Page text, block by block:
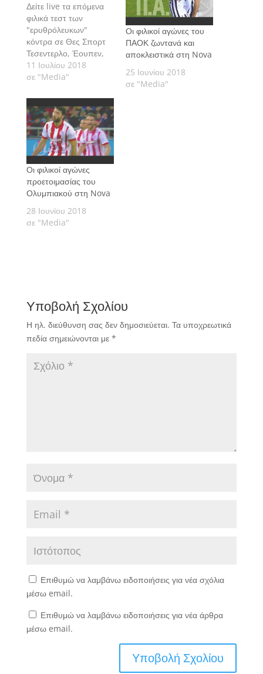
Δείτε live τα επόμενα
φιλικά τεστ των
"ερυθρόλευκων"
κόντρα σε Θες Σπορτ
Τεσεντερλο, Έουπεν,
Σεντ Τρούιντεν, Γκενκ,
Αϊντχόφεν και Γκεζτέπε.
11 Ιουλίου 2018
σε "Media"
Οι φιλικοί αγώνες του
ΠΑΟΚ ζωντανά και
αποκλειστικά στη Nova
25 Ιουνίου 2018
σε "Media"
Οι φιλικοί αγώνες
προετοιμασίας του
Ολυμπιακού στη Nova
28 Ιουνίου 2018
σε "Media"
Υποβολή Σχολίου
Η ηλ. διεύθυνση σας δεν δημοσιεύεται. Τα υποχρεωτικά
πεδία σημειώνονται με *
Επιθυμώ να λαμβάνω ειδοποιήσεις για νέα σχόλια
μέσω email.
Επιθυμώ να λαμβάνω ειδοποιήσεις για νέα άρθρα
μέσω email.